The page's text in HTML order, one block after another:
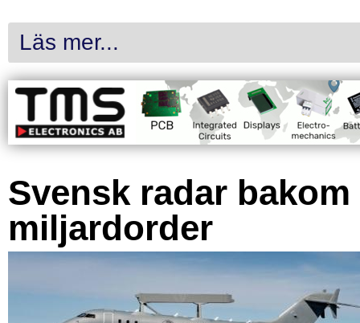
Läs mer...
Svensk radar bakom
miljardorder